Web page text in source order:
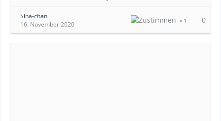
Sina-chan
16. November 2020
1 0